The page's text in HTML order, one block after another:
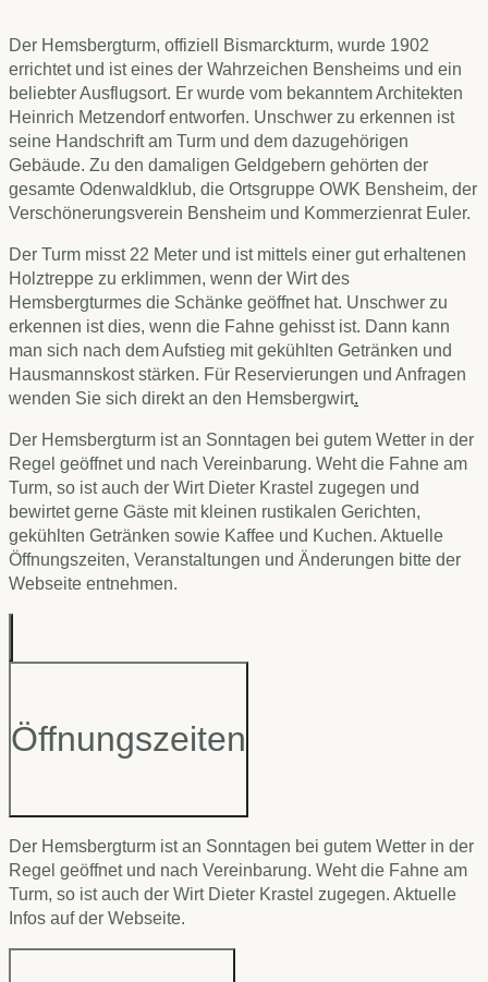
Der Hemsbergturm, offiziell Bismarckturm, wurde 1902
errichtet und ist eines der Wahrzeichen Bensheims und ein
beliebter Ausflugsort. Er wurde vom bekanntem Architekten
Heinrich Metzendorf entworfen. Unschwer zu erkennen ist
seine Handschrift am Turm und dem dazugehörigen
Gebäude. Zu den damaligen Geldgebern gehörten der
gesamte Odenwaldklub, die Ortsgruppe OWK Bensheim, der
Verschönerungsverein Bensheim und Kommerzienrat Euler.
Der Turm misst 22 Meter und ist mittels einer gut erhaltenen
Holztreppe zu erklimmen, wenn der Wirt des
Hemsbergturmes die Schänke geöffnet hat. Unschwer zu
erkennen ist dies, wenn die Fahne gehisst ist. Dann kann
man sich nach dem Aufstieg mit gekühlten Getränken und
Hausmannskost stärken. Für Reservierungen und Anfragen
wenden Sie sich direkt an den Hemsbergwirt.
Der Hemsbergturm ist an Sonntagen bei gutem Wetter in der
Regel geöffnet und nach Vereinbarung. Weht die Fahne am
Turm, so ist auch der Wirt Dieter Krastel zugegen und
bewirtet gerne Gäste mit kleinen rustikalen Gerichten,
gekühlten Getränken sowie Kaffee und Kuchen. Aktuelle
Öffnungszeiten, Veranstaltungen und Änderungen bitte der
Webseite entnehmen.
Öffnungszeiten
Der Hemsbergturm ist an Sonntagen bei gutem Wetter in der
Regel geöffnet und nach Vereinbarung. Weht die Fahne am
Turm, so ist auch der Wirt Dieter Krastel zugegen. Aktuelle
Infos auf der Webseite.